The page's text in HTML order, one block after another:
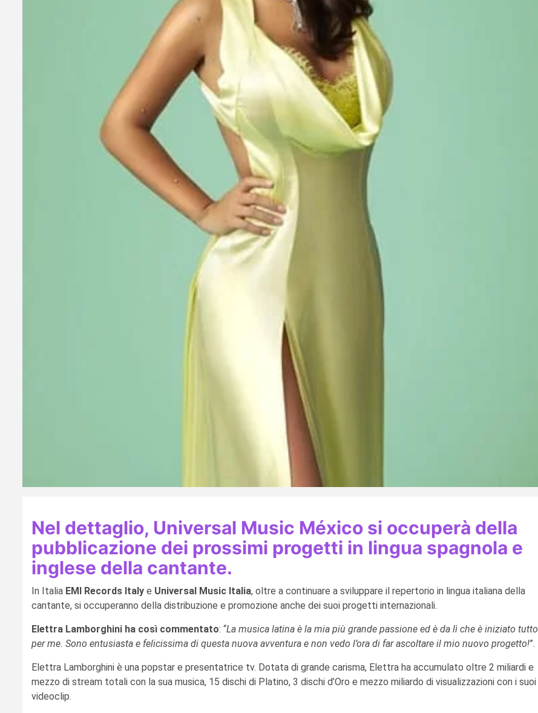
Nel dettaglio, Universal Music México si occuperà della
pubblicazione dei prossimi progetti in lingua spagnola e
inglese della cantante.
In Italia EMI Records Italy e Universal Music Italia, oltre a continuare a sviluppare il repertorio in lingua italiana della
cantante, si occuperanno della distribuzione e promozione anche dei suoi progetti internazionali.
Elettra Lamborghini ha così commentato: “La musica latina è la mia più grande passione ed è da lì che è iniziato tutto
per me. Sono entusiasta e felicissima di questa nuova avventura e non vedo l’ora di far ascoltare il mio nuovo progetto!”.
Elettra Lamborghini è una popstar e presentatrice tv. Dotata di grande carisma, Elettra ha accumulato oltre 2 miliardi e
mezzo di stream totali con la sua musica, 15 dischi di Platino, 3 dischi d’Oro e mezzo miliardo di visualizzazioni con i suoi
videoclip.